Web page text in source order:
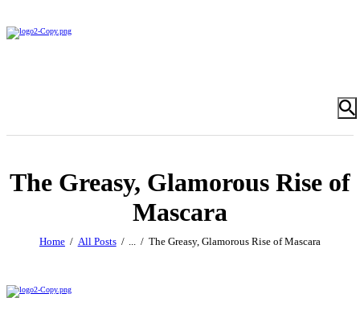
The Greasy, Glamorous Rise of
Mascara
Home All Posts ... The Greasy, Glamorous Rise of Mascara